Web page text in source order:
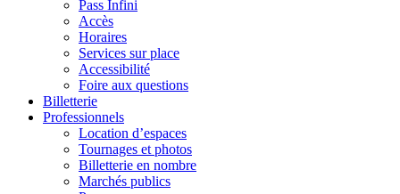
Pass Infini
Accès
Horaires
Services sur place
Accessibilité
Foire aux questions
Billetterie
Professionnels
Location d’espaces
Tournages et photos
Billetterie en nombre
Marchés publics